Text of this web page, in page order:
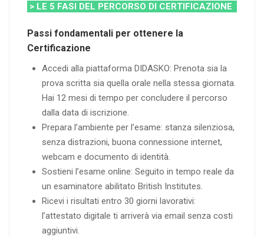
> LE 5 FASI DEL PERCORSO DI CERTIFICAZIONE
Passi fondamentali per ottenere la
Certificazione
Accedi alla piattaforma DIDASKO: Prenota sia la
prova scritta sia quella orale nella stessa giornata.
Hai 12 mesi di tempo per concludere il percorso
dalla data di iscrizione.
Prepara l’ambiente per l’esame: stanza silenziosa,
senza distrazioni, buona connessione internet,
webcam e documento di identità.
Sostieni l’esame online: Seguito in tempo reale da
un esaminatore abilitato British Institutes.
Ricevi i risultati entro 30 giorni lavorativi:
l’attestato digitale ti arriverà via email senza costi
aggiuntivi.